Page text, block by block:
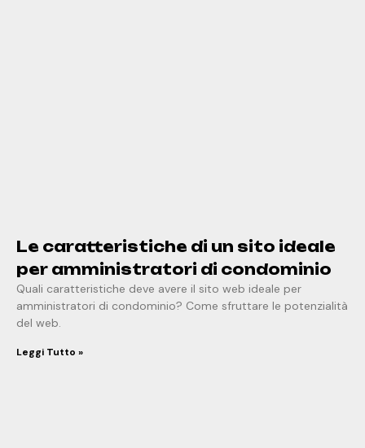
Le caratteristiche di un sito ideale
per amministratori di condominio
Quali caratteristiche deve avere il sito web ideale per
amministratori di condominio? Come sfruttare le potenzialità
del web.
Leggi Tutto »